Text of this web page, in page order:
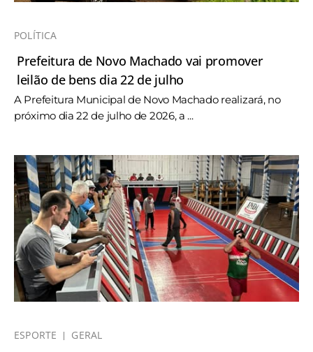
POLÍTICA
Prefeitura de Novo Machado vai promover
leilão de bens dia 22 de julho
A Prefeitura Municipal de Novo Machado realizará, no
próximo dia 22 de julho de 2026, a ...
ESPORTE GERAL